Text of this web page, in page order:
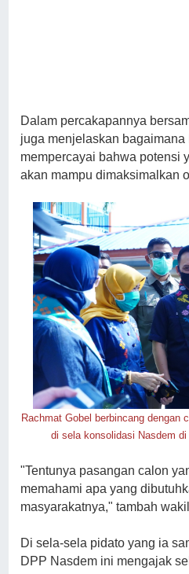
Dalam percakapannya
juga menjelaskan bagaimana
mempercayai bahwa potensi
akan mampu dimaksimalkan
Rachmat Gobel berbincang dengan
di sela konsolidasi Nasdem
"Tentunya pasangan calon
memahami apa yang
masyarakatnya," tambah
Di sela-sela pidato yang ia
DPP Nasdem ini mengajak